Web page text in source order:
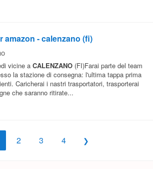
amazon - calenzano (fi)
vicine a CALENZANO (FI)Farai parte del team
la stazione di consegna: l'ultima tappa prima
Caricherai i nastri trasportatori, trasporterai
che saranno ritirate...
2 3 4